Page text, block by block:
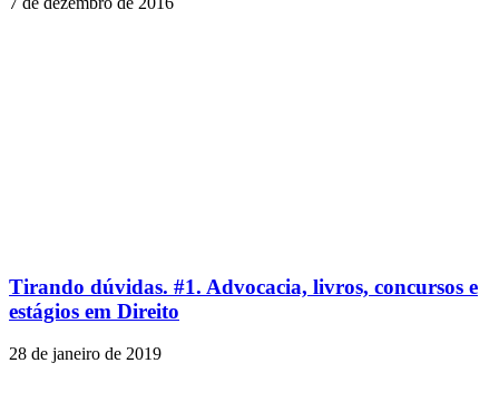
Tirando dúvidas. #1. Advocacia, livros, concursos e
estágios em Direito
28 de janeiro de 2019